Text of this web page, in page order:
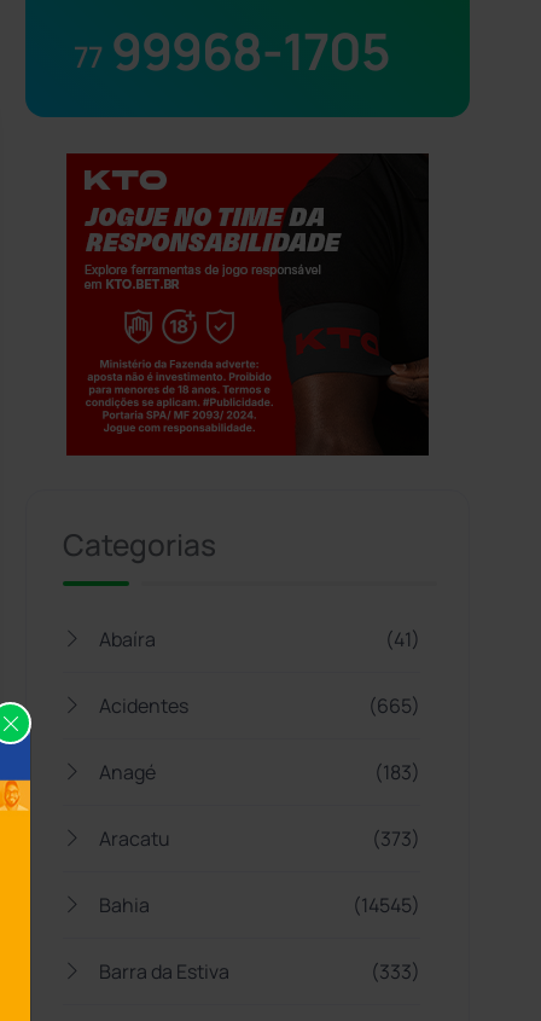
77 99968-1705
Categorias
Abaíra (41)
Acidentes (665)
Anagé (183)
Aracatu (373)
Bahia (14545)
Barra da Estiva (333)